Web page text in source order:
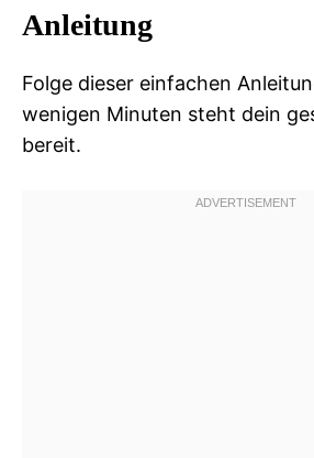
Anleitung
Folge dieser einfachen
wenigen Minuten steht dein
bereit.